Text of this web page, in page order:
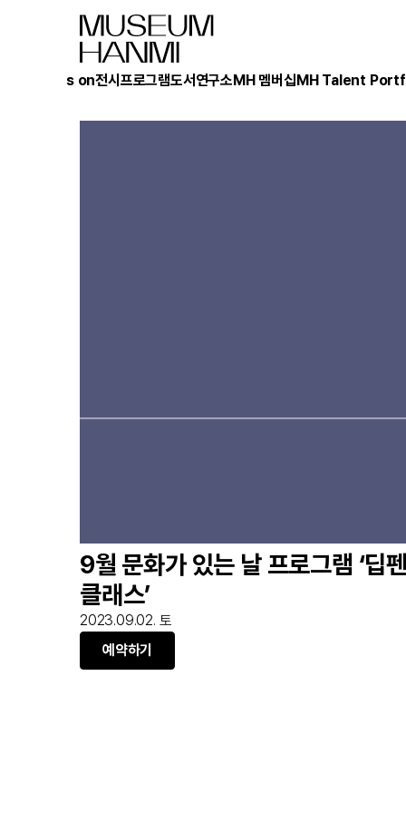
What's on전시 프로그램도서 연구소MH 멤버십MH Talent
9월 문화가 있는 날 프로그램 ‘딥
클래스’
2023.09.02. 토
예약하기